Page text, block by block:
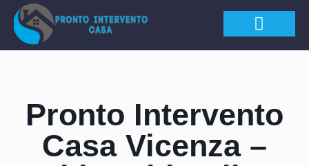
Pronto Intervento
Casa Vicenza –